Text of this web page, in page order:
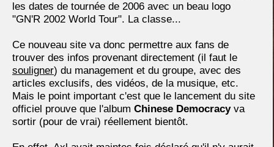
les dates de tournée de 2006 avec un beau logo
"GN'R 2002 World Tour". La classe...
Ce nouveau site va donc permettre aux fans de
trouver des infos provenant directement (il faut le
souligner) du management et du groupe, avec des
articles exclusifs, des vidéos, de la musique, etc.
Mais le point important c'est que le lancement du site
officiel prouve que l'album Chinese Democracyva
sortir (pour de vrai) réellement bientôt.